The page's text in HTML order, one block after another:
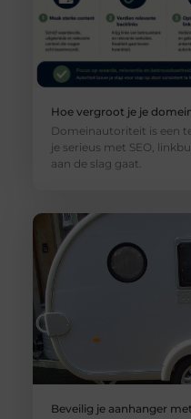
Hoe vergroot je je
Domeinautoriteit is een
je serieus met SEO,
aan de slag gaat.
Beveilig je aanhanger